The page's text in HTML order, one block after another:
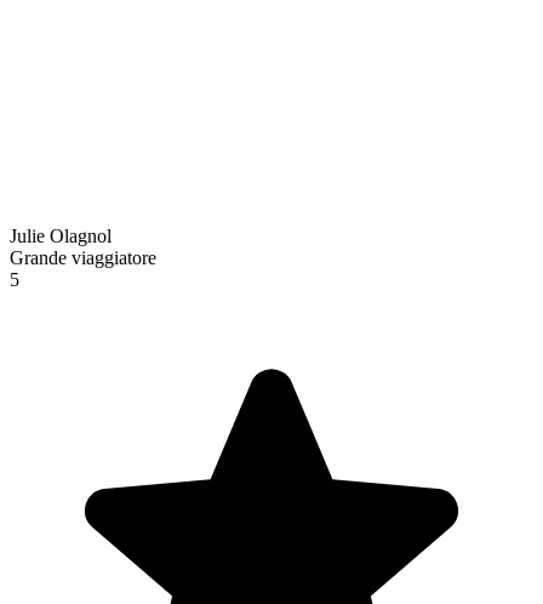
Julie Olagnol
Grande viaggiatore
5